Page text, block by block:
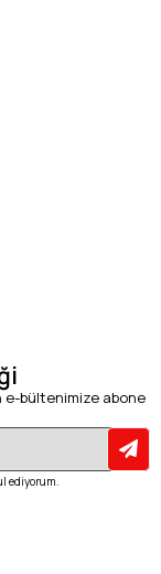
e-bültenimize abone
ediyorum.